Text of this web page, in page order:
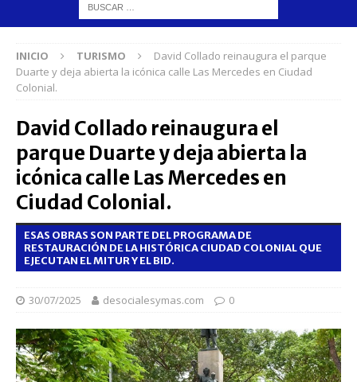
INICIO TURISMO
David Collado reinaugura el parque
Duarte y deja abierta la icónica calle Las Mercedes en Ciudad
Colonial.
David Collado reinaugura el
parque Duarte y deja abierta la
icónica calle Las Mercedes en
Ciudad Colonial.
ESAS OBRAS SON PARTE DEL PROGRAMA DE
RESTAURACIÓN DE LA HISTÓRICA CIUDAD COLONIAL QUE
EJECUTAN EL MITUR Y EL BID.
30/07/2025 desocialesymas.com 0